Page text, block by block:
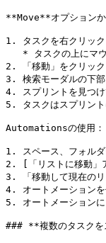
**Move**オプションか
1. タスクを右クリック
2. 「移動」をクリック
3. 検索モーダルの下部
4. スプリントを見つけ
5. タスクはスプリント
Automationsの使用：
1. スペース、フォ
2. [「リストに移動
3. 「移動して現在のリ
4. オートメーションを
5. オートメーションに
### **複数のタスク